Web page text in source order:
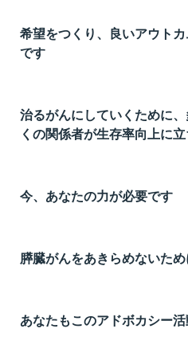
希望をつくり、良いアウト
です
治るがんにしていくために
くの関係者が生存率向上に
今、あなたの力が必要です
膵臓がんをあきらめないため
あなたもこのアドボカシー